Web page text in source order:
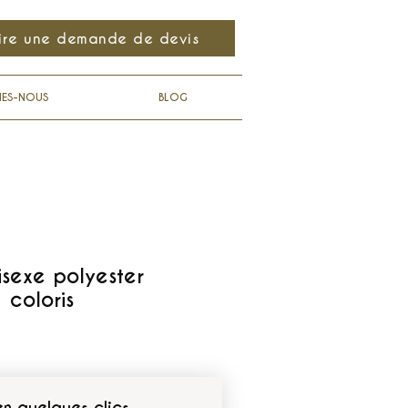
une demande de devis
NOUS BLOG
polyester
coloris